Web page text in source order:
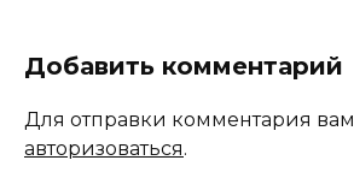
Добавить комментарий
Для отправки комментария
авторизоваться.